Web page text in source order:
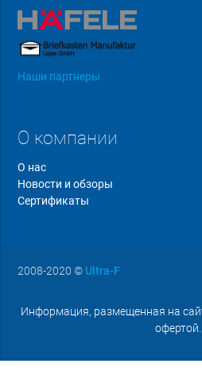
Наши партнеры
О компании
О нас
Новости и обзоры
Сертификаты
2008-2020 © Ultra-F
Информация, размещенная на
офертой.